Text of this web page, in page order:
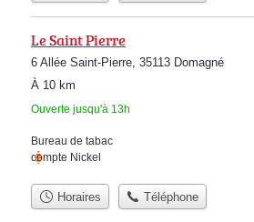
Le Saint Pierre
6 Allée Saint-Pierre, 35113 Domagné
À 10 km
Ouverte jusqu'à 13h
Bureau de tabac
compte Nickel
Horaires Téléphone